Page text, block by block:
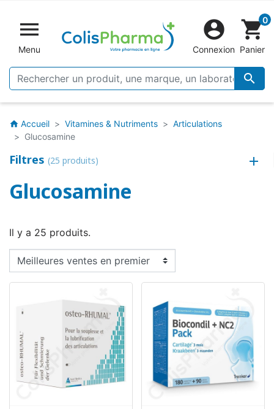

Menu


Connexion
shopping_cart0
Panier
home Accueil Vitamines & Nutriments
Articulations
Glucosamine
Filtres (25 produits)
Glucosamine
Il y a 25 produits.